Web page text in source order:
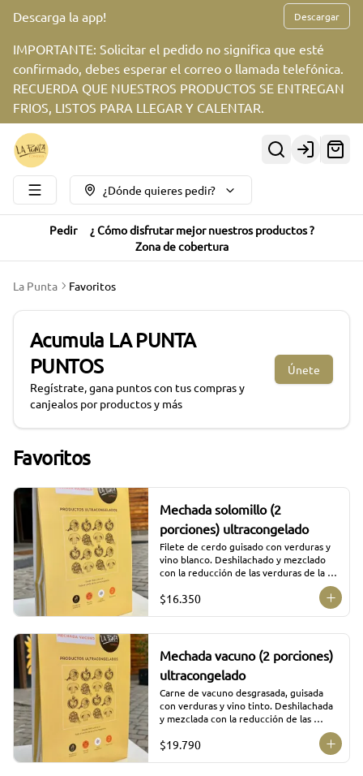
Descarga la app! Descargar
IMPORTANTE: Solicitar el pedido no significa que esté
confirmado, debes esperar el correo o llamada telefónica.
RECUERDA QUE NUESTROS PRODUCTOS SE ENTREGAN
FRIOS, LISTOS PARA LLEGAR Y CALENTAR.
Login
¿Dónde quieres pedir?
Pedir
¿ Cómo disfrutar mejor nuestros productos ?
Zona de cobertura
La Punta Favoritos
Acumula LA PUNTA
PUNTOS
Regístrate, gana puntos con tus compras y
canjealos por productos y más
Únete
Favoritos
Mechada solomillo (2
porciones) ultracongelado
Filete de cerdo guisado con verduras y
vino blanco. Deshilachado y mezclado
con la reducción de las verduras de la
$16.350
Mechada vacuno (2 porciones)
ultracongelado
Carne de vacuno desgrasada, guisada
con verduras y vino tinto. Deshilachada
y mezclada con la reducción de las
$19.790